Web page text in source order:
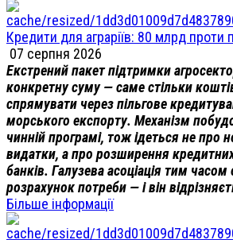
Кредити для аграріїв: 80 млрд проти
07 серпня 2026
Екстрений пакет підтримки
конкретну суму — саме стільки
спрямувати через пільгове
морського експорту. Механізм
чинній програмі, тож ідеться не про
видатки, а про розширення
банків. Галузева асоціація тим
розрахунок потреби — і він
Більше інформації